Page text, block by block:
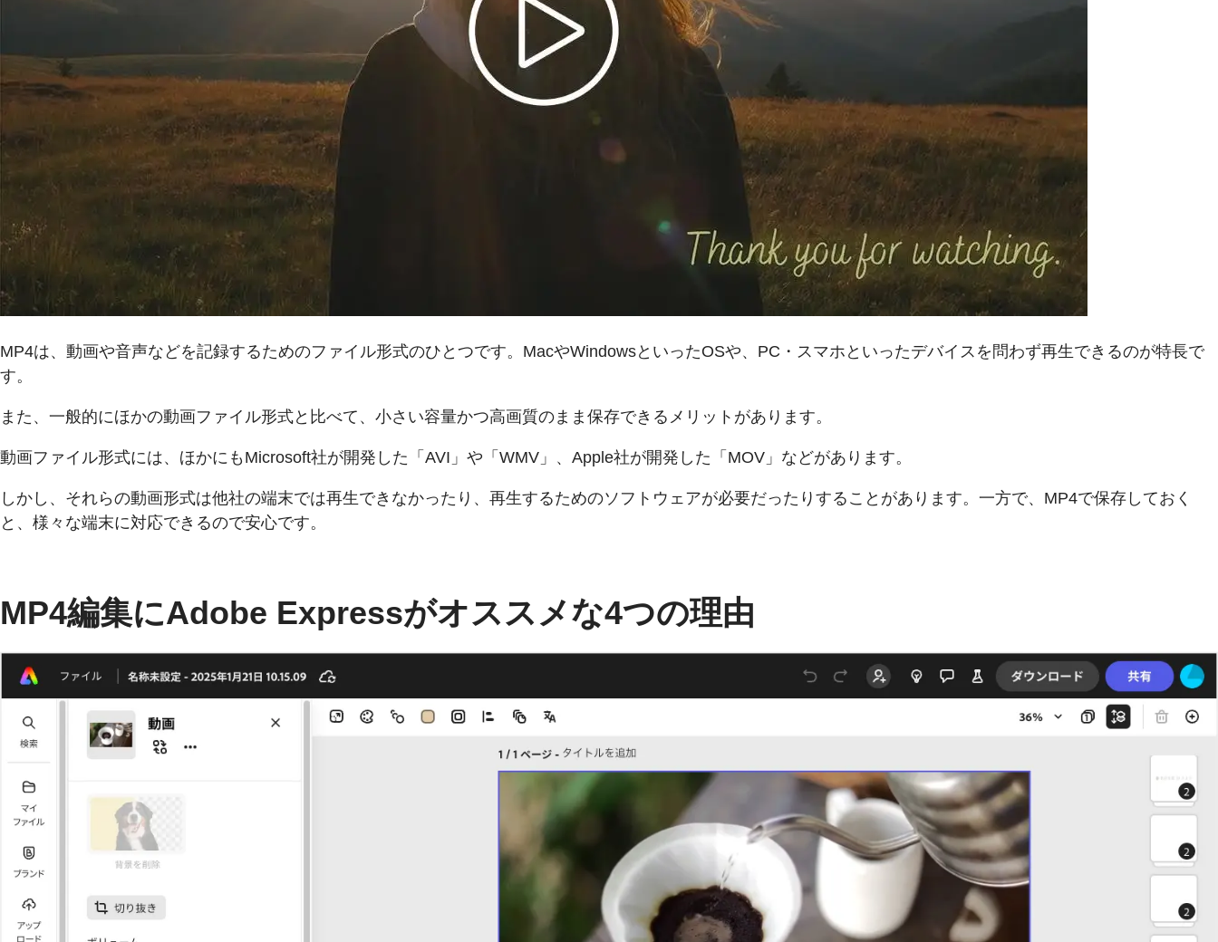
MP4は、動画や音声などを記録するためのファイル形式のひとつです。MacやWindowsといったOSや、PC・スマホといったデバイスを問わず再生できるのが特長で
す。
また、一般的にほかの動画ファイル形式と比べて、小さい容量かつ高画質のまま保存できるメリットがあります。
動画ファイル形式には、ほかにもMicrosoft社が開発した「AVI」や「WMV」、Apple社が開発した「MOV」などがあります。
しかし、それらの動画形式は他社の端末では再生できなかったり、再生するためのソフトウェアが必要だったりすることがあります。一方で、MP4で保存しておく
と、様々な端末に対応できるので安心です。
MP4編集にAdobe Expressがオススメな4つの理由